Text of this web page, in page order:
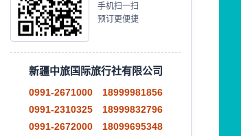
手机扫一扫
预订更便捷
新疆中旅国际旅行社有限公司
0991-2671000
18999981856
0991-2310325
18999832796
0991-2672000
18099695348